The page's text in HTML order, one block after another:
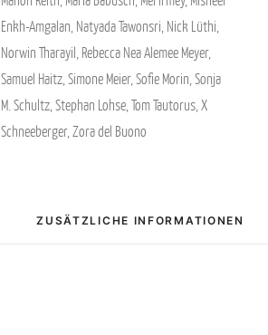
Enkh-Amgalan, Natyada Tawonsri, Nick Lüthi,
Norwin Tharayil, Rebecca Nea Alemee Meyer,
Samuel Haitz,Simone Meier,Sofie Morin,Sonja
M. Schultz,Stephan Lohse,Tom Tautorus,X
Schneeberger,Zora del Buono
ZUSÄTZLICHE INFORMATIONEN